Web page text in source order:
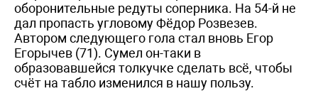
оборонительные редуты соперника. На 54-й не
дал пропасть угловому Фёдор Розвезев.
Автором следующего гола стал вновь Егор
Егорычев (71). Сумел он-таки в
образовавшейся толкучке сделать всё, чтобы
счёт на табло изменился в нашу пользу.